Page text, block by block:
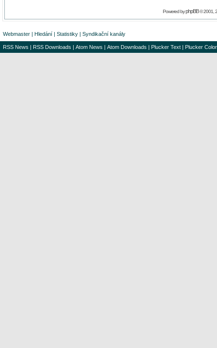
Powered byphpBB© 2001,
Webmaster | Hledání | Statistiky | Syndikační kanály
RSS News | RSS Downloads | Atom News | Atom Downloads | Plucker Text | Plucker Color